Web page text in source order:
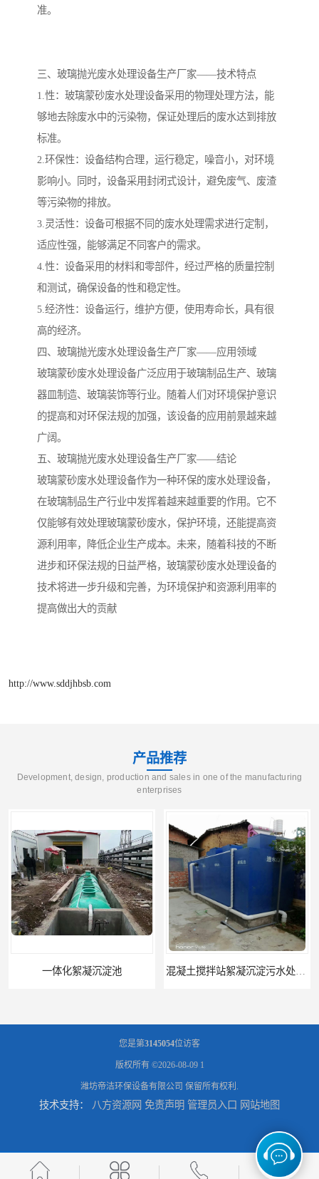
准。
三、玻璃抛光废水处理设备生产厂家——技术特点
1.性：玻璃蒙砂废水处理设备采用的物理处理方法，能
够地去除废水中的污染物，保证处理后的废水达到排放
标准。
2.环保性：设备结构合理，运行稳定，噪音小，对环境
影响小。同时，设备采用封闭式设计，避免废气、废渣
等污染物的排放。
3.灵活性：设备可根据不同的废水处理需求进行定制，
适应性强，能够满足不同客户的需求。
4.性：设备采用的材料和零部件，经过严格的质量控制
和测试，确保设备的性和稳定性。
5.经济性：设备运行，维护方便，使用寿命长，具有很
高的经济。
四、玻璃抛光废水处理设备生产厂家——应用领域
玻璃蒙砂废水处理设备广泛应用于玻璃制品生产、玻璃
器皿制造、玻璃装饰等行业。随着人们对环境保护意识
的提高和对环保法规的加强，该设备的应用前景越来越
广阔。
五、玻璃抛光废水处理设备生产厂家——结论
玻璃蒙砂废水处理设备作为一种环保的废水处理设备，
在玻璃制品生产行业中发挥着越来越重要的作用。它不
仅能够有效处理玻璃蒙砂废水，保护环境，还能提高资
源利用率，降低企业生产成本。未来，随着科技的不断
进步和环保法规的日益严格，玻璃蒙砂废水处理设备的
技术将进一步升级和完善，为环境保护和资源利用率的
提高做出大的贡献
http://www.sddjhbsb.com
产品推荐
Development, design, production and sales in one of the manufacturing
enterprises
一体化碳钢絮凝沉淀设备 平流式一体化沉淀池
您是第3145054位访客
版权所有 ©2026-08-09 1
潍坊帝洁环保设备有限公司 保留所有权利.
技术支持： 八方资源网 免责声明 管理员入口 网站地图